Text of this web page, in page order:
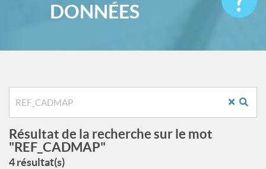
DONNÉES
Résultat de la recherche sur le mot
"REF_CADMAP"
4 résultat(s)